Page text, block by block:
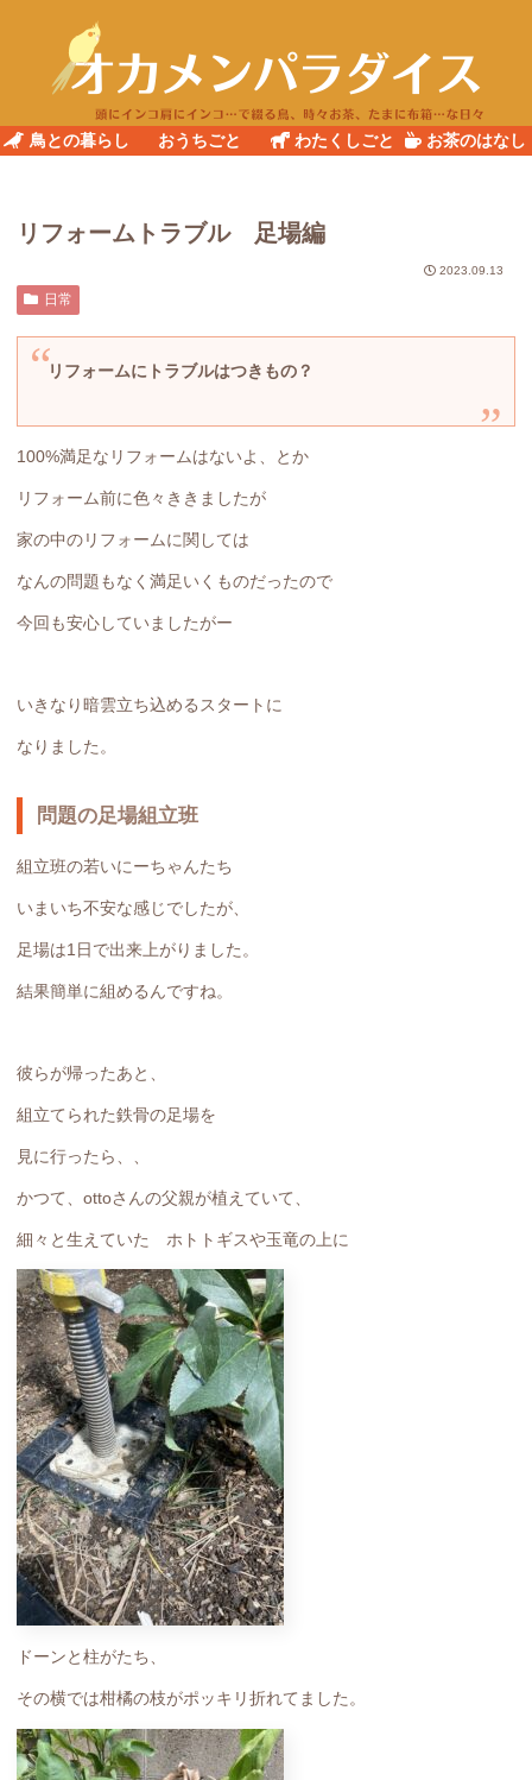
鳥との暮らし おうちごと わたくしごと お茶のはなし
リフォームトラブル 足場編
2023.09.13
日常
リフォームにトラブルはつきもの？
100%満足なリフォームはないよ、とか
リフォーム前に色々ききましたが
家の中のリフォームに関しては
なんの問題もなく満足いくものだったので
今回も安心していましたがー
いきなり暗雲立ち込めるスタートに
なりました。
問題の足場組立班
組立班の若いにーちゃんたち
いまいち不安な感じでしたが、
足場は1日で出来上がりました。
結果簡単に組めるんですね。
彼らが帰ったあと、
組立てられた鉄骨の足場を
見に行ったら、、
かつて、ottoさんの父親が植えていて、
細々と生えていた ホトトギスや玉竜の上に
ドーンと柱がたち、
その横では柑橘の枝がポッキリ折れてました。